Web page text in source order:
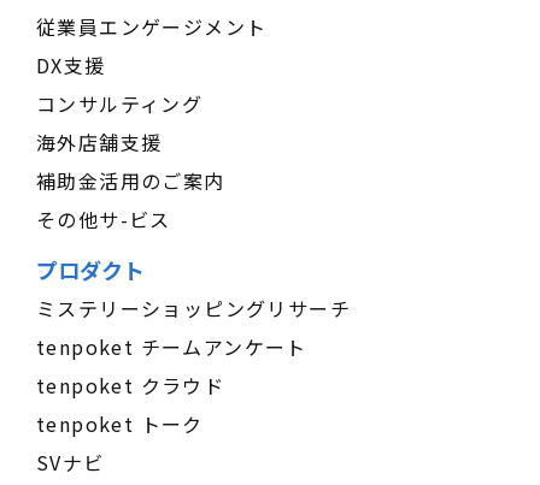
従業員エンゲージメント
DX支援
コンサルティング
海外店舗支援
補助金活用のご案内
その他サ-ビス
プロダクト
ミステリーショッピングリサーチ
tenpoket チームアンケート
tenpoket クラウド
tenpoket トーク
SVナビ